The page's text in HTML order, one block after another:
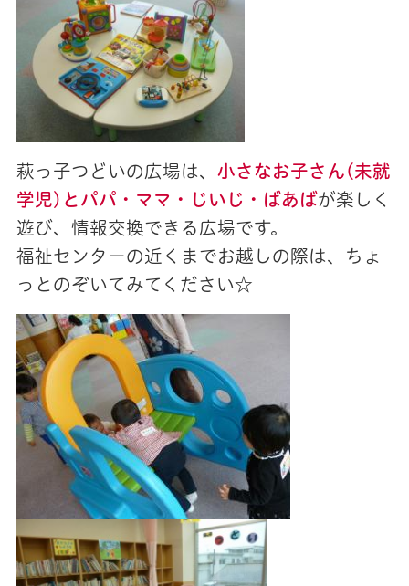
萩っ子つどいの広場は、 小さなお子さん(未就
学児)とパパ・ママ・じいじ・ばあばが楽しく
遊び、情報交換できる広場です。
福祉センターの近くまでお越しの際は、ちょ
っとのぞいてみてください☆